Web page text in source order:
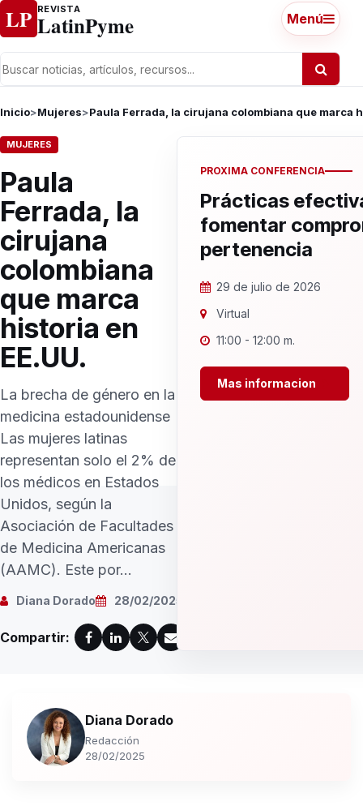
Ir al contenido
LP REVISTA
LatinPyme Menú
Inicio>Mujeres>Paula Ferrada, la cirujana colombiana que marca
MUJERES
Paula
Ferrada, la
cirujana
colombiana
que marca
historia en
EE.UU.
La brecha de género en la
medicina estadounidense
Las mujeres latinas
representan solo el 2% de
los médicos en Estados
Unidos, según la
Asociación de Facultades
de Medicina Americanas
(AAMC). Este por...
Diana Dorado 28/02/2025
Compartir:
PROXIMA CONFERENCIA
Prácticas
fomentar
pertenencia
29 de julio de 2026
Virtual
11:00 - 12:00 m.
Mas informacion
Diana Dorado
Redacción
28/02/2025